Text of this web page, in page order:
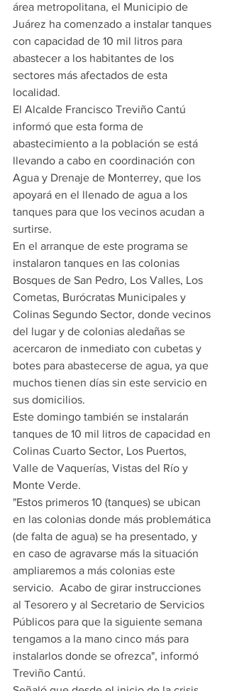
área metropolitana, el Municipio de
Juárez ha comenzado a instalar tanques
con capacidad de 10 mil litros para
abastecer a los habitantes de los
sectores más afectados de esta
localidad.
El Alcalde Francisco Treviño Cantú
informó que esta forma de
abastecimiento a la población se está
llevando a cabo en coordinación con
Agua y Drenaje de Monterrey, que los
apoyará en el llenado de agua a los
tanques para que los vecinos acudan a
surtirse.
En el arranque de este programa se
instalaron tanques en las colonias
Bosques de San Pedro, Los Valles, Los
Cometas, Burócratas Municipales y
Colinas Segundo Sector, donde vecinos
del lugar y de colonias aledañas se
acercaron de inmediato con cubetas y
botes para abastecerse de agua, ya que
muchos tienen días sin este servicio en
sus domicilios.
Este domingo también se instalarán
tanques de 10 mil litros de capacidad en
Colinas Cuarto Sector, Los Puertos,
Valle de Vaquerías, Vistas del Río y
Monte Verde.
"Estos primeros 10 (tanques) se ubican
en las colonias donde más problemática
(de falta de agua) se ha presentado, y
en caso de agravarse más la situación
ampliaremos a más colonias este
servicio.  Acabo de girar instrucciones
al Tesorero y al Secretario de Servicios
Públicos para que la siguiente semana
tengamos a la mano cinco más para
instalarlos donde se ofrezca", informó
Treviño Cantú.